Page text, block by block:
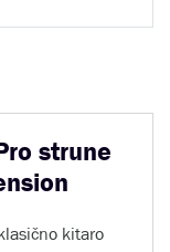
strune
kitaro